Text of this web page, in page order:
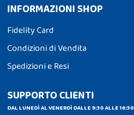
INFORMAZIONI SHOP
Fidelity Card
Condizioni di Vendita
Spedizioni e Resi
SUPPORTO CLIENTI
DAL LUNEDÌ AL VENERDÌ DALLE 9:30 ALLE 16:30